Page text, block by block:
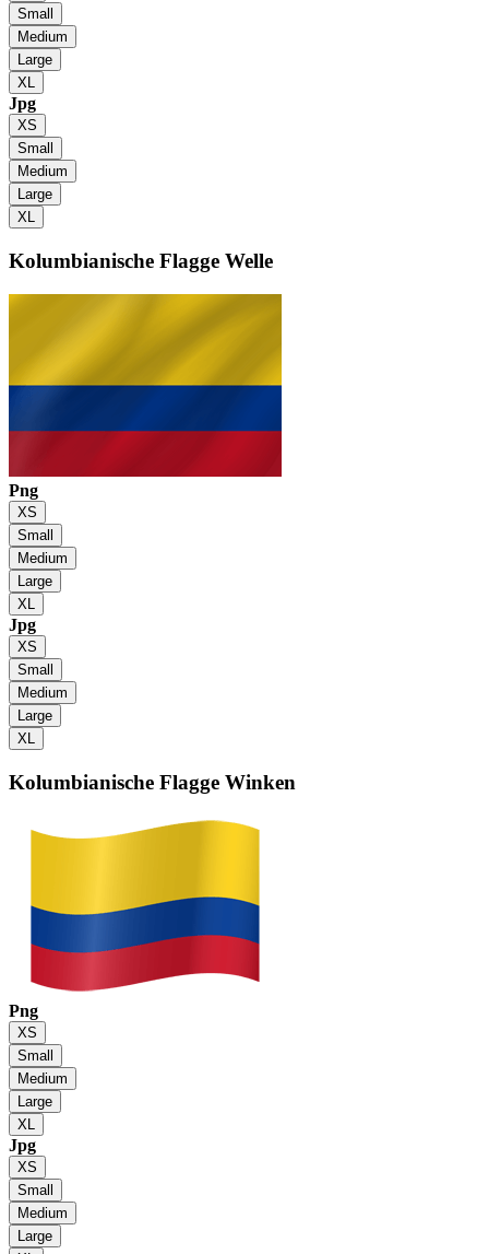
Small
Medium
Large
XL
Jpg
XS
Small
Medium
Large
XL
Kolumbianische Flagge Welle
Png
XS
Small
Medium
Large
XL
Jpg
XS
Small
Medium
Large
XL
Kolumbianische Flagge Winken
Png
XS
Small
Medium
Large
XL
Jpg
XS
Small
Medium
Large